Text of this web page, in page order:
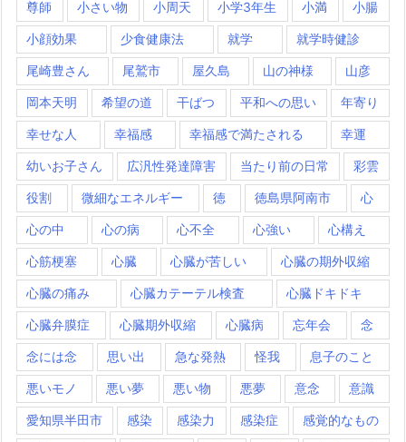
尊師 小さい物 小周天 小学3年生 小満 小腸
小顔効果 少食健康法 就学 就学時健診
尾崎豊さん 尾鷲市 屋久島 山の神様 山彦
岡本天明 希望の道 干ばつ 平和への思い 年寄り
幸せな人 幸福感 幸福感で満たされる 幸運
幼いお子さん 広汎性発達障害 当たり前の日常 彩雲
役割 微細なエネルギー 徳 徳島県阿南市 心
心の中 心の病 心不全 心強い 心構え
心筋梗塞 心臓 心臓が苦しい 心臓の期外収縮
心臓の痛み 心臓カテーテル検査 心臓ドキドキ
心臓弁膜症 心臓期外収縮 心臓病 忘年会 念
念には念 思い出 急な発熱 怪我 息子のこと
悪いモノ 悪い夢 悪い物 悪夢 意念 意識
愛知県半田市 感染 感染力 感染症 感覚的なもの